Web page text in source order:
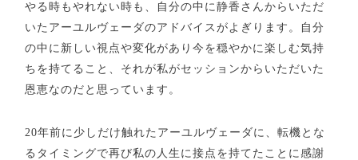
やる時もやれない時も、自分の中に静香さんからいただ
いたアーユルヴェーダのアドバイスがよぎります。自分
の中に新しい視点や変化があり今を穏やかに楽しむ気持
ちを持てること、それが私がセッションからいただいた
恩恵なのだと思っています。
20年前に少しだけ触れたアーユルヴェーダに、転機とな
るタイミングで再び私の人生に接点を持てたことに感謝